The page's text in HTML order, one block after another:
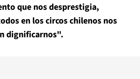
que nos desprestigia,
en los circos chilenos nos
dignificarnos".